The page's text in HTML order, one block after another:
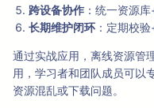
跨设备协作 ：统一资源
长期维护闭环 ：定期校
通过实战应用，离线资源管
用，学习者和团队成员可以
资源混乱或下载问题。